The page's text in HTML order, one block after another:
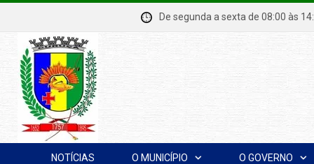
De segunda a sexta de 08:00
NOTÍCIAS O MUNICÍPIO O GOVERNO